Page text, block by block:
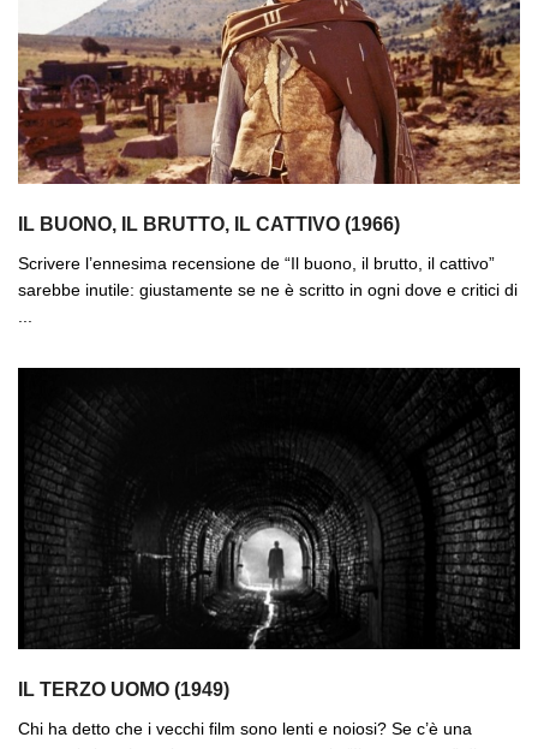
IL BUONO, IL BRUTTO, IL CATTIVO (1966)
Scrivere l’ennesima recensione de “Il buono, il brutto, il cattivo”
sarebbe inutile: giustamente se ne è scritto in ogni dove e critici di
...
IL TERZO UOMO (1949)
Chi ha detto che i vecchi film sono lenti e noiosi? Se c’è una